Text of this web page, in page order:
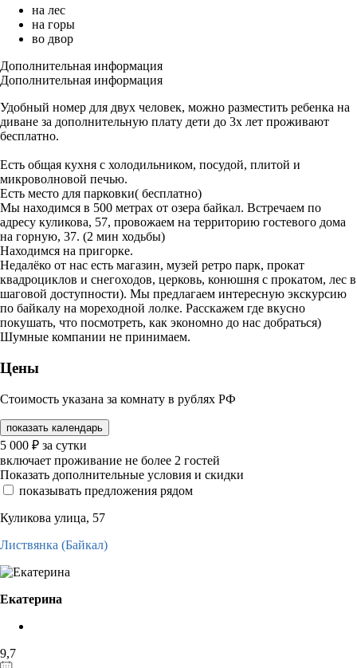
на лес
на горы
во двор
Дополнительная информация
Дополнительная информация
Удобный номер для двух человек, можно разместить ребенка на
диване за дополнительную плату дети до 3х лет проживают
бесплатно.
Есть общая кухня с холодильником, посудой, плитой и
микроволновой печью.
Есть место для парковки( бесплатно)
Мы находимся в 500 метрах от озера байкал. Встречаем по
адресу куликова, 57, провожаем на территорию гостевого дома
на горную, 37. (2 мин ходьбы)
Находимся на пригорке.
Недалёко от нас есть магазин, музей ретро парк, прокат
квадроциклов и снегоходов, церковь, конюшня с прокатом, лес в
шаговой доступности). Мы предлагаем интересную экскурсию
по байкалу на мореходной лолке. Расскажем где вкусно
покушать, что посмотреть, как экономно до нас добраться)
Шумные компании не принимаем.
Цены
Стоимость указана за комнату в рублях РФ
показать календарь
5 000 ₽ за сутки
включает проживание не более 2 гостей
Показать дополнительные условия и скидки
показывать предложения рядом
Куликова улица, 57
Листвянка (Байкал)
Екатерина
9,7